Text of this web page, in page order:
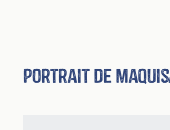
Portrait de